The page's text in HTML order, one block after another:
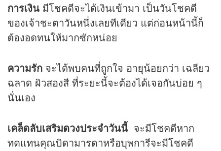
การเงิน มีโชคดีจะได้เงินเข้ามา เป็นวันโชคดี
ของเจ้าชะตาวันหนึ่งเลยทีเดียว แต่ก่อนหน้านี้ก็
ต้องอดทนให้มากซักหน่อย
ความรัก จะได้พบคนที่ถูกใจ อายุน้อยกว่า เฉลียว
ฉลาด ผิวสองสี ที่ระยะนี้จะต้องได้เจอกันบ่อย ๆ
นั่นเอง
เคล็ดลับเสริมดวงประจำวันนี้ จะมีโชคดีหาก
ทดแทนคุณบิดามารดาหรือบุพการีจะมีโชคดี